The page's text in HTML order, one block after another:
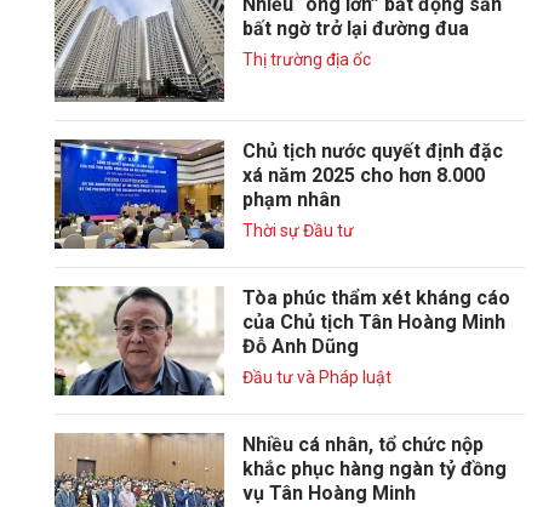
bất ngờ trở lại đường đua
Thị trường địa ốc
Chủ tịch nước quyết định đặc
xá năm 2025 cho hơn 8.000
phạm nhân
Thời sự Đầu tư
Tòa phúc thẩm xét kháng cáo
của Chủ tịch Tân Hoàng Minh
Đỗ Anh Dũng
Đầu tư và Pháp luật
Nhiều cá nhân, tổ chức nộp
khắc phục hàng ngàn tỷ đồng
vụ Tân Hoàng Minh